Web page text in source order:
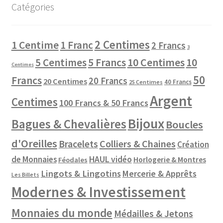
Catégories
1 Centime1 Franc2 Centimes 2 Francs 3
Centimes 5 Centimes5 Francs10 Centimes10
Francs 20 Centimes 20 Francs 25 Centimes 40 Francs 50
Centimes 100 Francs & 50 FrancsArgent
Bagues & ChevalièresBijouxBoucles
d'Oreilles Bracelets Colliers & Chaines Création
de Monnaies Féodales HAUL vidéo Horlogerie & Montres
Les Billets Lingots & Lingotins Mercerie & Apprêts
Modernes & Investissement
Monnaies du monde Médailles & Jetons